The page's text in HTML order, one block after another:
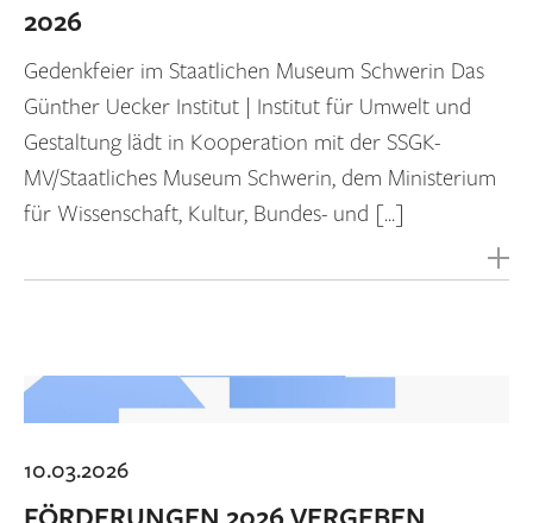
2026
Gedenkfeier im Staatlichen Museum Schwerin Das
Günther Uecker Institut | Institut für Umwelt und
Gestaltung lädt in Kooperation mit der SSGK-
MV/Staatliches Museum Schwerin, dem Ministerium
für Wissenschaft, Kultur, Bundes- und […]
10.03.2026